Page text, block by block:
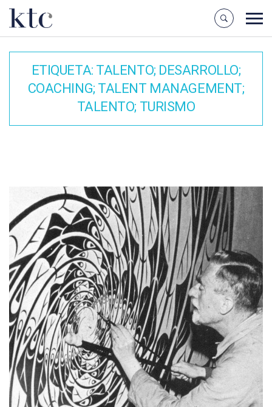
ETIQUETA: TALENTO; DESARROLLO;
COACHING; TALENT MANAGEMENT;
TALENTO; TURISMO